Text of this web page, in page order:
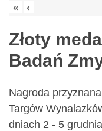
« ‹
Złoty
Badań
Nagroda
Targów
dniach 2 - 5